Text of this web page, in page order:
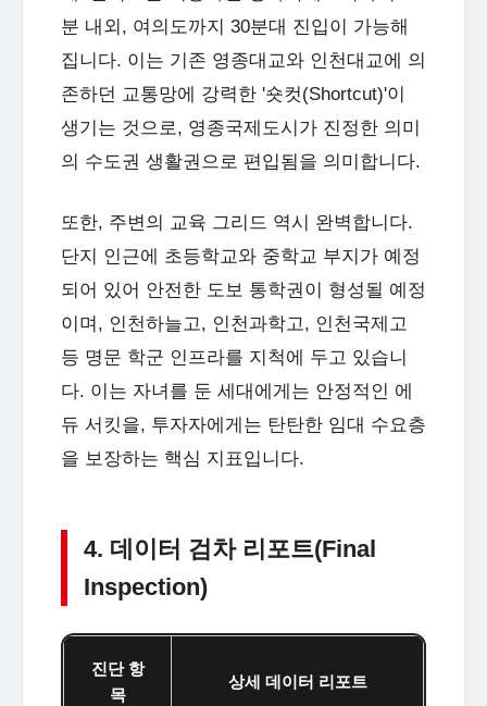
분 내외, 여의도까지 30분대 진입이 가능해
집니다. 이는 기존 영종대교와 인천대교에 의
존하던 교통망에 강력한 '숏컷(Shortcut)'이
생기는 것으로, 영종국제도시가 진정한 의미
의 수도권 생활권으로 편입됨을 의미합니다.
또한, 주변의 교육 그리드 역시 완벽합니다.
단지 인근에 초등학교와 중학교 부지가 예정
되어 있어 안전한 도보 통학권이 형성될 예정
이며, 인천하늘고, 인천과학고, 인천국제고
등 명문 학군 인프라를 지척에 두고 있습니
다. 이는 자녀를 둔 세대에게는 안정적인 에
듀 서킷을, 투자자에게는 탄탄한 임대 수요층
을 보장하는 핵심 지표입니다.
4. 데이터 검차 리포트(Final
Inspection)
진단 항
목
상세 데이터 리포트